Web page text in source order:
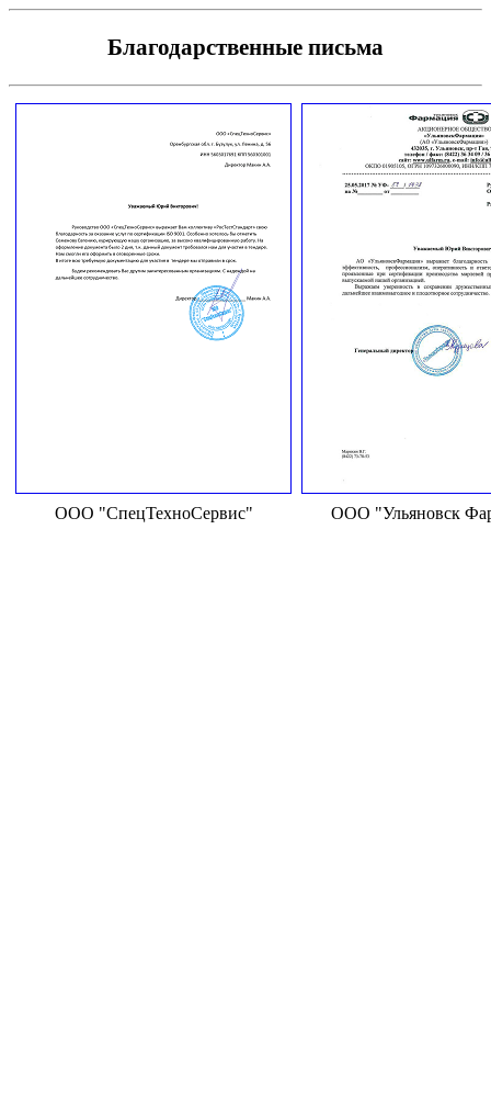
Благодарственные письма
ООО "СпецТехноСервис" ООО "Ульяновск